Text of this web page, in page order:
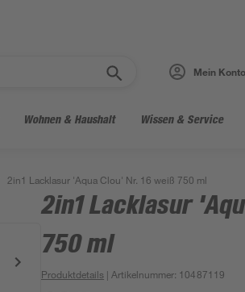
Mein Konto
Wohnen & Haushalt Wissen & Service
2in1 Lacklasur 'Aqua Clou' Nr. 16 weiß 750 ml
2in1 Lacklasur
750 ml
Produktdetails | Artikelnummer: 10487119